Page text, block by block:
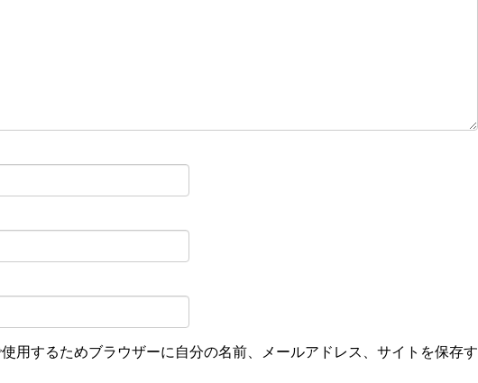
用するためブラウザーに自分の名前、メールアドレス、サイトを保存す